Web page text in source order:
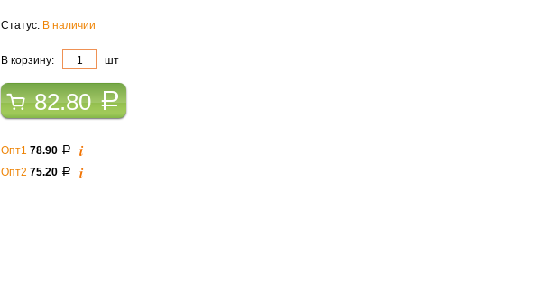
Статус: В наличии
В корзину: шт
82.80a
Опт1 78.90 a i
Опт2 75.20 a i